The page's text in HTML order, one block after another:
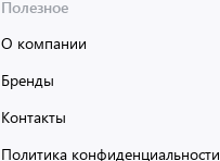
Полезное
О компании
Бренды
Контакты
Политика конфиденциальности